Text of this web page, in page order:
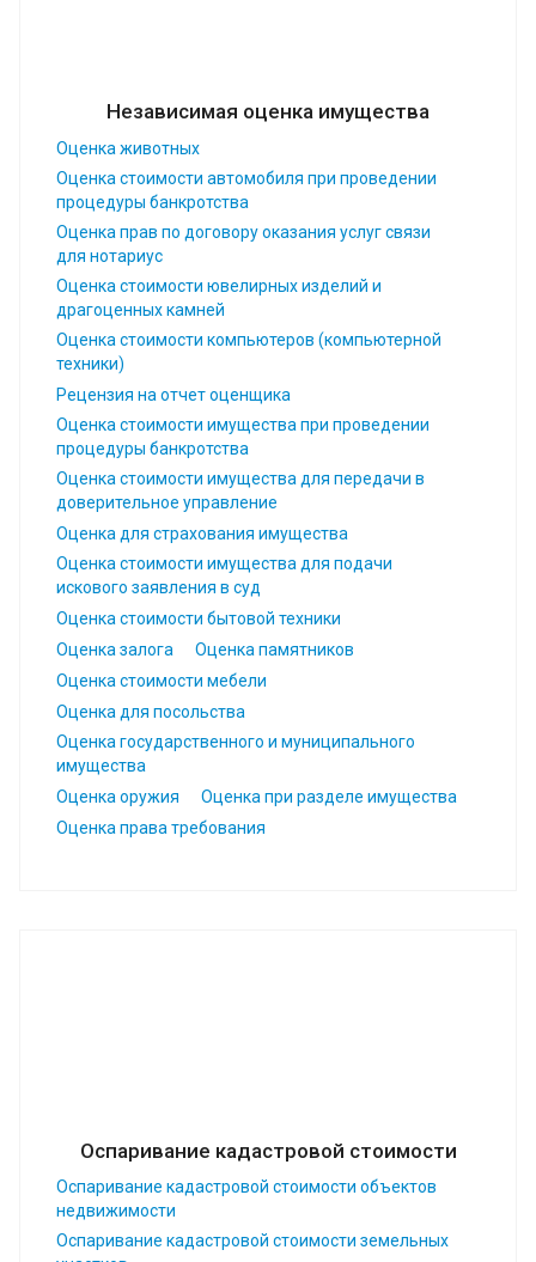
Независимая оценка имущества
Оценка животных
Оценка стоимости автомобиля при проведении
процедуры банкротства
Оценка прав по договору оказания услуг связи
для нотариус
Оценка стоимости ювелирных изделий и
драгоценных камней
Оценка стоимости компьютеров (компьютерной
техники)
Рецензия на отчет оценщика
Оценка стоимости имущества при проведении
процедуры банкротства
Оценка стоимости имущества для передачи в
доверительное управление
Оценка для страхования имущества
Оценка стоимости имущества для подачи
искового заявления в суд
Оценка стоимости бытовой техники
Оценка залога
Оценка памятников
Оценка стоимости мебели
Оценка для посольства
Оценка государственного и муниципального
имущества
Оценка оружия
Оценка при разделе имущества
Оценка права требования
Оспаривание кадастровой стоимости
Оспаривание кадастровой стоимости объектов
недвижимости
Оспаривание кадастровой стоимости земельных